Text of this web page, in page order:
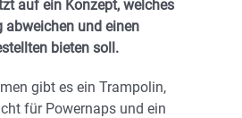
auf ein Konzept, welches
und einen
bieten soll.
gibt es ein Trampolin,
für Powernaps und ein